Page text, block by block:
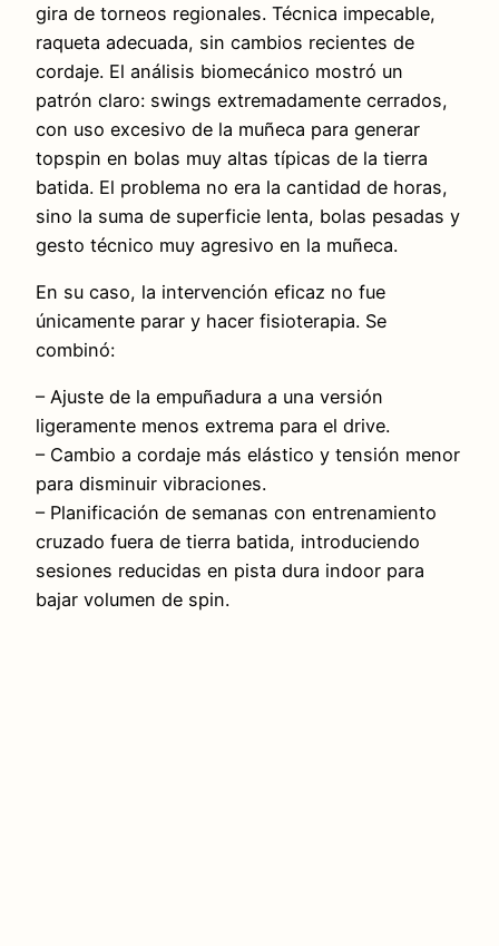
gira de torneos regionales. Técnica impecable,
raqueta adecuada, sin cambios recientes de
cordaje. El análisis biomecánico mostró un
patrón claro: swings extremadamente cerrados,
con uso excesivo de la muñeca para generar
topspin en bolas muy altas típicas de la tierra
batida. El problema no era la cantidad de horas,
sino la suma de superficie lenta, bolas pesadas y
gesto técnico muy agresivo en la muñeca.
En su caso, la intervención eficaz no fue
únicamente parar y hacer fisioterapia. Se
combinó:
– Ajuste de la empuñadura a una versión
ligeramente menos extrema para el drive.
– Cambio a cordaje más elástico y tensión menor
para disminuir vibraciones.
– Planificación de semanas con entrenamiento
cruzado fuera de tierra batida, introduciendo
sesiones reducidas en pista dura indoor para
bajar volumen de spin.